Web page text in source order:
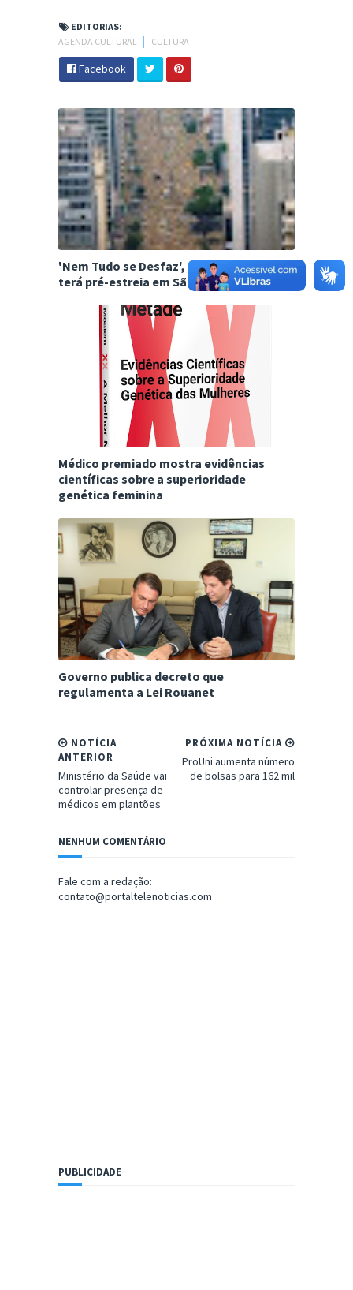
EDITORIAS:
AGENDA CULTURAL
CULTURA
Facebook
'Nem Tudo se Desfaz', de Josias Teófilo,
terá pré-estreia em São Paulo
Médico premiado mostra evidências
científicas sobre a superioridade
genética feminina
Governo publica decreto que
regulamenta a Lei Rouanet
PRÓXIMA NOTÍCIA
ProUni aumenta número
de bolsas para 162 mil
NOTÍCIA
ANTERIOR
Ministério da Saúde vai
controlar presença de
médicos em plantões
NENHUM COMENTÁRIO
Fale com a redação:
contato@portaltelenoticias.com
PUBLICIDADE